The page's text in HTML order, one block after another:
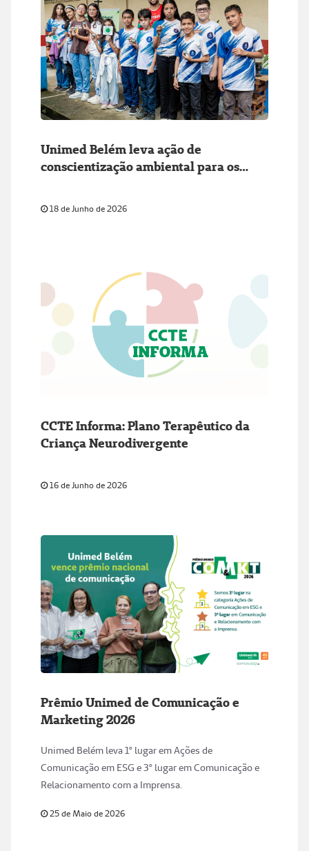
Unimed Belém leva ação de
conscientização ambiental para os
18 de Junho de 2026
CCTE Informa: Plano Terapêutico da
Criança Neurodivergente
16 de Junho de 2026
Prêmio Unimed de Comunicação e
Marketing 2026
Unimed Belém leva 1º lugar em Ações de
Comunicação em ESG e 3º lugar em Comunicação e
Relacionamento com a Imprensa.
25 de Maio de 2026